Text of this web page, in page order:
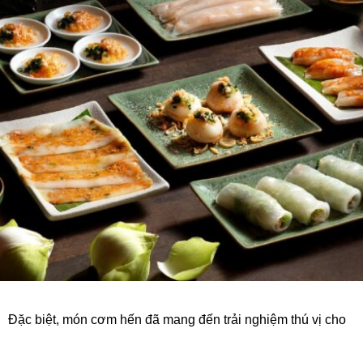
Đặc biệt, món cơm hến đã mang đến trải nghiệm thú vị cho